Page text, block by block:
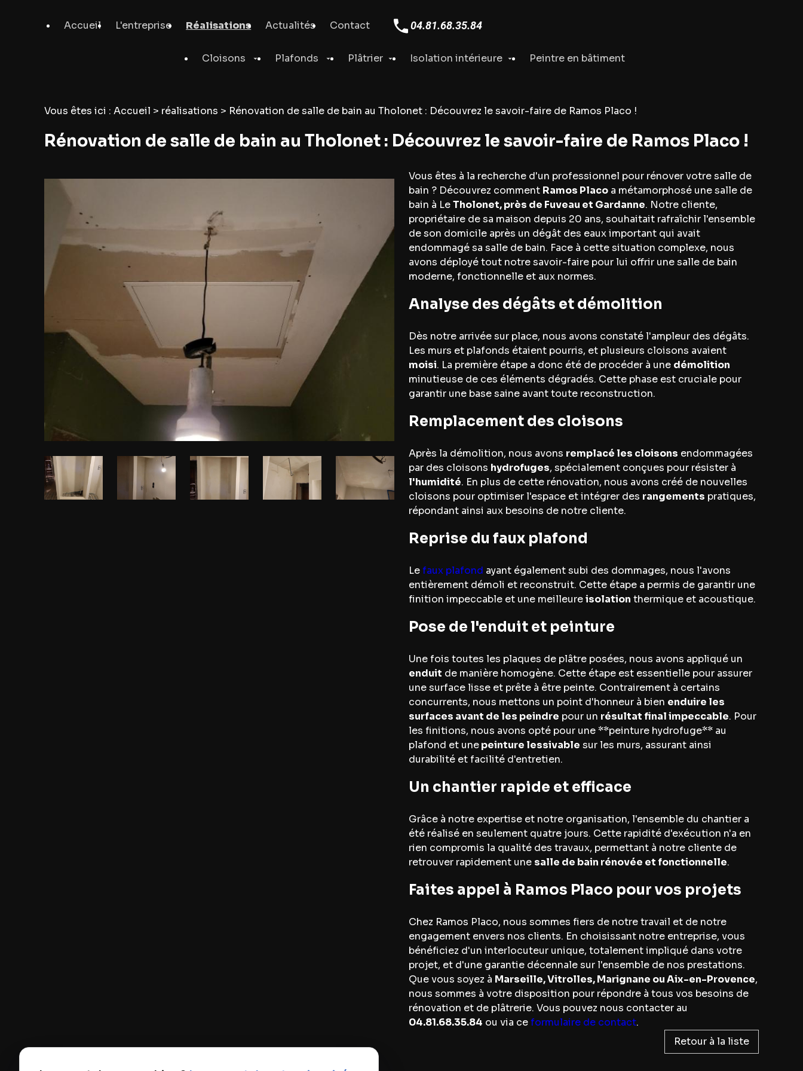
Accueil L'entreprise Réalisations Actualités Contact 04.81.68.35.84
Cloisons Plafonds Plâtrier Isolation intérieure Peintre en bâtiment
Vous êtes ici :Accueil > réalisations > Rénovation de salle de bain au Tholonet : Découvrez le savoir-faire de Ramos Placo !
Rénovation de salle de bain au Tholonet : Découvrez le savoir-faire de Ramos Placo !
Vous êtes à la recherche d'un professionnel pour rénover votre salle de
bain ? Découvrez comment Ramos Placo a métamorphosé une salle de
bain à LeTholonet, près de Fuveau et Gardanne. Notre cliente,
propriétaire de sa maison depuis 20 ans, souhaitait rafraîchir l'ensemble
de son domicile après un dégât des eaux important qui avait
endommagé sa salle de bain. Face à cette situation complexe, nous
avons déployé tout notre savoir-faire pour lui offrir une salle de bain
moderne, fonctionnelle et aux normes.
Analyse des dégâts et démolition
Dès notre arrivée sur place, nous avons constaté l'ampleur des dégâts.
Les murs et plafonds étaient pourris, et plusieurs cloisons avaient
moisi. La première étape a donc été de procéder à une démolition
minutieuse de ces éléments dégradés. Cette phase est cruciale pour
garantir une base saine avant toute reconstruction.
Remplacement des cloisons
Après la démolition, nous avons remplacé les cloisons endommagées
par des cloisons hydrofuges, spécialement conçues pour résister à
l'humidité. En plus de cette rénovation, nous avons créé de nouvelles
cloisons pour optimiser l'espace et intégrer des rangements pratiques,
répondant ainsi aux besoins de notre cliente.
Reprise du faux plafond
Lefaux plafond ayant également subi des dommages, nous l'avons
entièrement démoli et reconstruit. Cette étape a permis de garantir une
finition impeccable et une meilleureisolation thermique et acoustique.
Pose de l'enduit et peinture
Une fois toutes les plaques de plâtre posées, nous avons appliqué un
enduit de manière homogène. Cette étape est essentielle pour assurer
une surface lisse et prête à être peinte. Contrairement à certains
concurrents, nous mettons un point d'honneur à bien enduire les
surfaces avant de les peindre pour un résultat final impeccable. Pour
les finitions, nous avons opté pour une **peinture hydrofuge** au
plafond et unepeinture lessivable sur les murs, assurant ainsi
durabilité et facilité d'entretien.
Un chantier rapide et efficace
Grâce à notre expertise et notre organisation, l'ensemble du chantier a
été réalisé en seulement quatre jours. Cette rapidité d'exécution n'a en
rien compromis la qualité des travaux, permettant à notre cliente de
retrouver rapidement une salle de bain rénovée et fonctionnelle.
Faites appel à Ramos Placo pour vos projets
Chez Ramos Placo, nous sommes fiers de notre travail et de notre
engagement envers nos clients. En choisissant notre entreprise, vous
bénéficiez d'un interlocuteur unique, totalement impliqué dans votre
projet, et d'une garantie décennale sur l'ensemble de nos prestations.
Que vous soyez à Marseille, Vitrolles, Marignane ou Aix-en-Provence,
nous sommes à votre disposition pour répondre à tous vos besoins de
rénovation et de plâtrerie. Vous pouvez nous contacter au
04.81.68.35.84 ou via ceformulaire de contact.
Retour à la liste